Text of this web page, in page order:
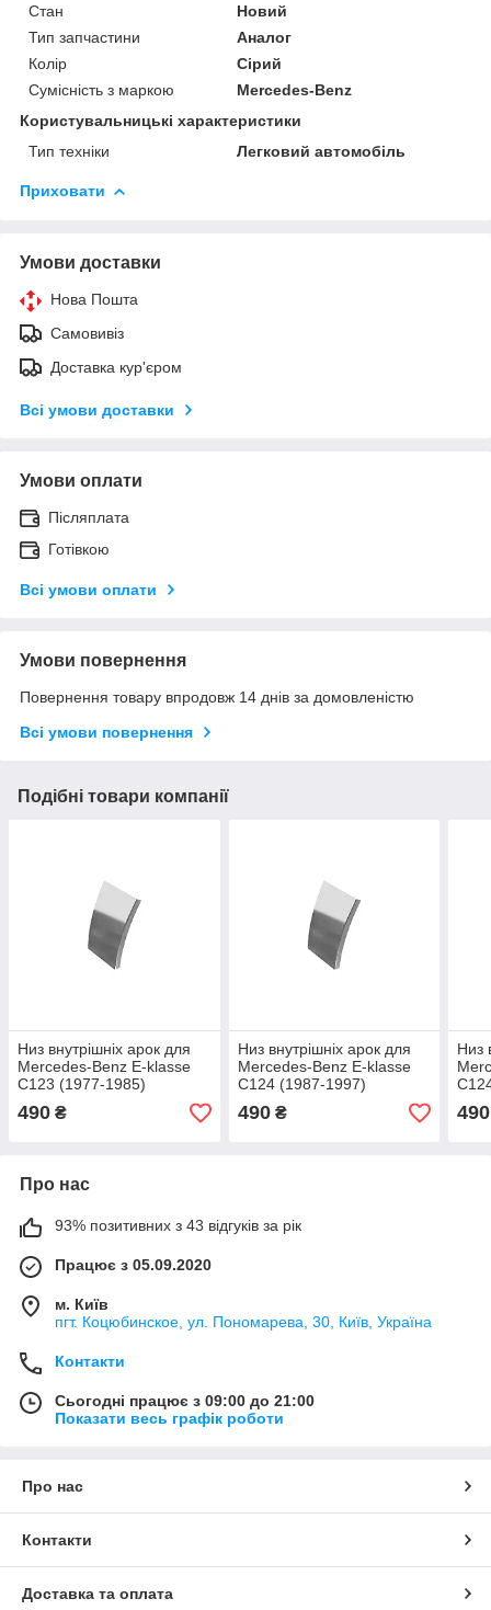
Стан
Новий
Тип запчастини
Аналог
Колір
Сірий
Сумісність з маркою
Mercedes-Benz
Користувальницькі характеристики
Тип техніки
Легковий автомобіль
Приховати
Умови доставки
Нова Пошта
Самовивіз
Доставка кур'єром
Всі умови доставки
Умови оплати
Післяплата
Готівкою
Всі умови оплати
Умови повернення
Повернення товару впродовж 14 днів за домовленістю
Всі умови повернення
Подібні товари компанії
Низ внутрішніх арок для
Mercedes-Benz E-klasse
C123 (1977-1985)
490 ₴
Низ внутрішніх арок для
Mercedes-Benz E-klasse
C124 (1987-1997)
490₴
Низ
490
Про нас
93% позитивних з 43 відгуків за рік
Працює з 05.09.2020
м. Київ
пгт. Коцюбинское, ул. Пономарева, 30, Київ, Україна
Контакти
Сьогодні працює з 09:00 до 21:00
Показати весь графік роботи
Про нас
Контакти
Доставка та оплата